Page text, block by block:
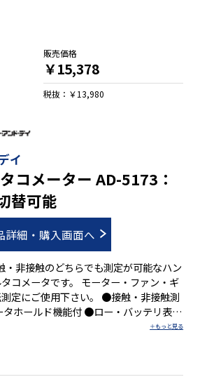
イ
コメーター AD-5173：
替可能
詳細・購入画面へ
・非接触のどちらでも測定が可能なハン
コメータです。 モーター・ファン・ギ
用下さい。 ●接触・非接触測
ホールド機能付 ●ロー・バッテリ表示
販売価格
￥15,378
税抜：￥13,980